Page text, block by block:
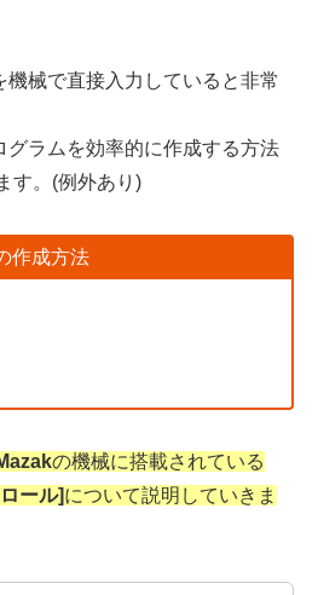
機械で直接入力していると非常
グラムを効率的に作成する方法
す。(例外あり)
作成方法
の機械に搭載されている
ール]について説明していきま